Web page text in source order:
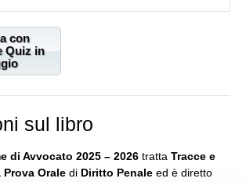
con
Quiz in
sul libro
di Avvocato 2025 – 2026 tratta Tracce e
Orale di Diritto Penale ed è diretto